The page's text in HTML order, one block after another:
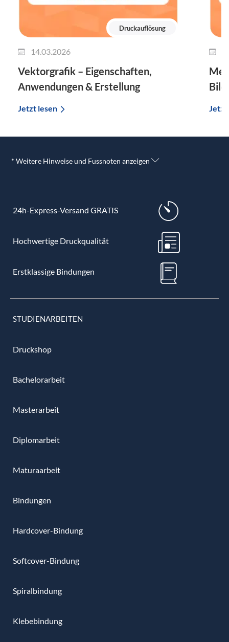
Druckauflösung
14.03.2026
Vektorgrafik – Eigenschaften,
Anwendungen & Erstellung
Jetzt lesen
* Weitere Hinweise und Fussnoten anzeigen
24h-Express-Versand GRATIS
Hochwertige Druckqualität
Erstklassige Bindungen
STUDIENARBEITEN
Druckshop
Bachelorarbeit
Masterarbeit
Diplomarbeit
Maturaarbeit
Bindungen
Hardcover-Bindung
Softcover-Bindung
Spiralbindung
Klebebindung